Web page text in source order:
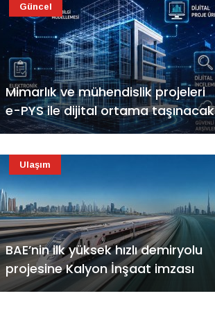
Mimarlık ve mühendislik projeleri
e-PYS ile dijital ortama taşınacak
Güncel
BAE’nin ilk yüksek hızlı demiryolu
projesine Kalyon İnşaat imzası
Ulaşım